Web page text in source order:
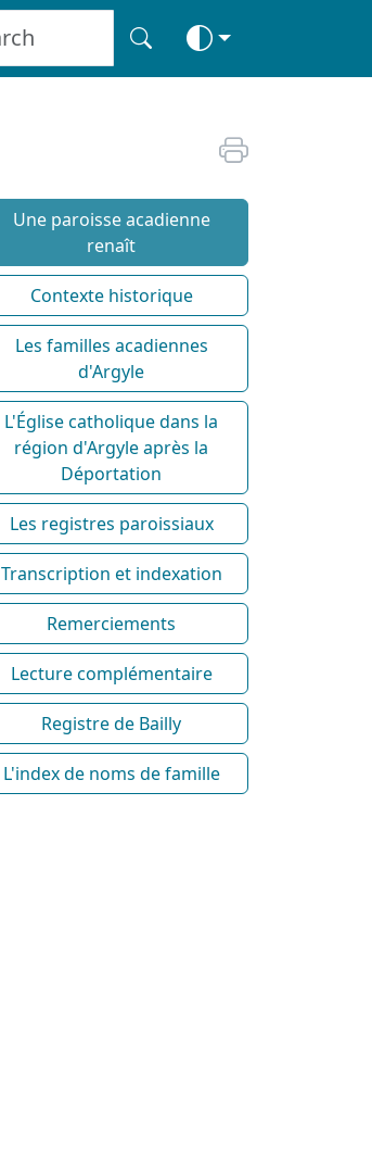
Une paroisse acadienne
renaît
Contexte historique
Les familles acadiennes
d'Argyle
L'Église catholique dans la
région d'Argyle après la
Déportation
Les registres paroissiaux
Transcription et indexation
Remerciements
Lecture complémentaire
Registre de Bailly
L'index de noms de famille